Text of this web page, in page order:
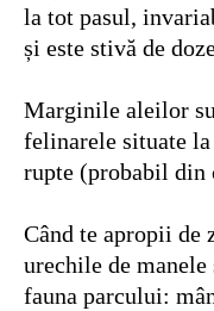
la tot pasul,
și este stivă de
Marginile aleilor
felinarele situate
rupte (probabil din
Când te apropii de
urechile de
fauna parcului: